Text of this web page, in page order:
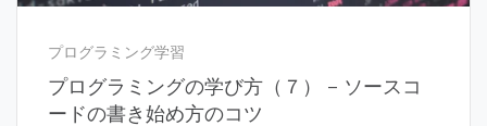
プログラミング学習
プログラミングの学び方（７） – ソースコ
ードの書き始め方のコツ